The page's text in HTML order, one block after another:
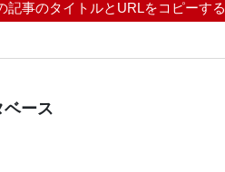
記事のタイトルとURLをコピーする
ース